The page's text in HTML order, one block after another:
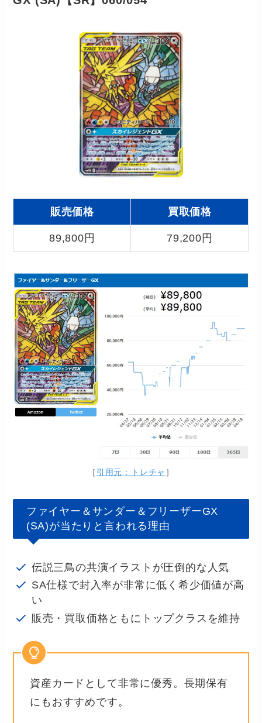
販売価格 買取価格
89,800円 79,200円
［ 引用元：トレチャ ］
ファイヤー＆サンダー＆フリーザーGX
(SA)が当たりと言われる理由
伝説三鳥の共演イラストが圧倒的な人気
SA仕様で封入率が非常に低く希少価値が高
い
販売・買取価格ともにトップクラスを維持
資産カードとして非常に優秀。長期保有
にもおすすめです。